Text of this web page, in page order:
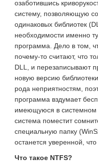
озаботившись
систему, позволяющую
одинаковых библиотек
необходимости именно
программа. Дело в том,
почему-то считают, что
DLL, и перезаписывают
новую версию
рода неприятностям,
программа вздумает
имеющуюся в системном
система поместит
специальную папку
останется уверенной,
Что такое NTFS?